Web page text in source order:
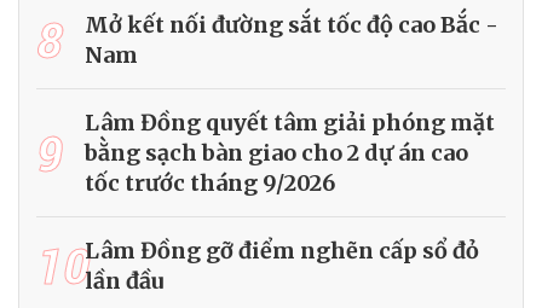
8
Mở kết nối đường sắt tốc độ cao Bắc -
Nam
9
Lâm Đồng quyết tâm giải phóng mặt
bằng sạch bàn giao cho 2 dự án cao
tốc trước tháng 9/2026
10Lâm Đồng gỡ điểm nghẽn cấp sổ đỏ
lần đầu